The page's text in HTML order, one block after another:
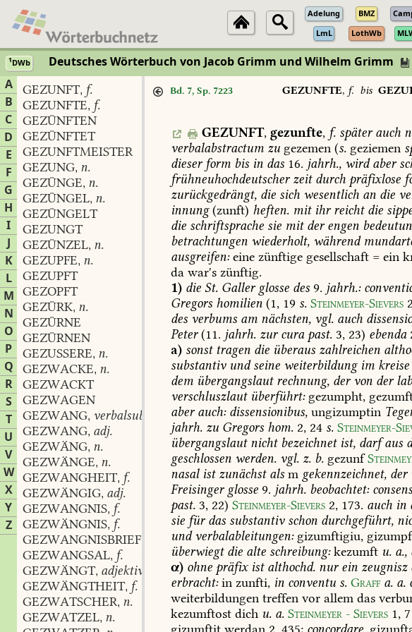
Adelung BMZ
LmL
LothWb
1DWb Deutsches Wörterbuch von Jacob Grimm und Wilhelm Grimm
A
B
C
D
E
F
G
H
I
J
K
L
M
N
O
P
Q
R
S
T
U
V
W
X
Y
Z
GEZUNFT, f.
GEZUNFTE, f.
GEZÜNFTEN
GEZÜNFTET
GEZUNFTMEISTER
GEZUNG, n.
GEZÜNGE, n.
GEZÜNGEL, n.
GEZÜNGELT
GEZUNGT
GEZÜNZEL, n.
GEZUPFE, n.
GEZUPFT
GEZOPFT
GEZÜRK, n.
GEZÜRNE
GEZÜRNEN
GEZUSSERE, n.
GEZWACKE, n.
GEZWACKT
GEZWAGEN
GEZWANG, verbalsubstantiv
GEZWANG, adj.
GEZWÄNG, n.
GEZWÄNGE, n.
GEZWANGHEIT, f.
GEZWÄNGIG, adj.
GEZWANGNIS, f.
GEZWÄNGNIS, f.
GEZWANGNISBRIEF
GEZWANGSAL, f.
GEZWÄNGT, adjektivisches part.
GEZWÄNGTHEIT, f.
GEZWATSCHER, n.
GEZWATZEL, n.
Bd. 7, Sp. 7223 GEZUNFTE, f. bis
GEZUNFT, gezunfte, f. späterauch
verbalabstractum zu gezemen (s. geziemen
dieserform bis in das 16. jahrh., wirdaber
frühneuhochdeutscherzeitdurch präfixlose
zurückgedrängt, die sich wesentlich an die
innung(zunft) heften. mitihrreichtdie
die schriftsprache sie mitderengen
betrachtungen wiederholt, während
ausgreifen:eine zünftige gesellschaft = ein
da war's zünftig.
1) die St. Gallerglosse des 9. jahrh.:
Gregors homilien (1, 19 s. Steinmeyer-Sievers
des verbums am nächsten, vgl. auch
Peter(11. jahrh. zurcurapast. 3, 23) ebenda
a) sonsttragen die überaus zahlreichen
substantivundseine weiterbildungim kreise
dem übergangslautrechnung, dervon der
verschluszlautüberführt:gezumpht,
aberauch:dissensionibus, ungizumptin
jahrh. zu Gregors hom. 2, 24 s. Steinmeyer-
übergangslautnichtbezeichnetist, darfaus
geschlossen werden. vgl. z. b. gezunf
nasalistzunächstals m gekennzeichnet, der
Freisingerglosse 9. jahrh. beobachtet:
past. 3, 22) Steinmeyer-Sievers 2, 173. auch in
sie fürdas substantivschon durchgeführt,
undverbalableitungen:gizumftigiu,
überwiegtdie alte schreibung:kezumft u. a.,
α) ohne präfixistalthochd. nurein zeugnisz
erbracht:in zunfti, in conventu s. Graff a. a.
weiterbildungen treffen vor allem das
kezumftost dich u. a. Steinmeyer - Sievers 1,